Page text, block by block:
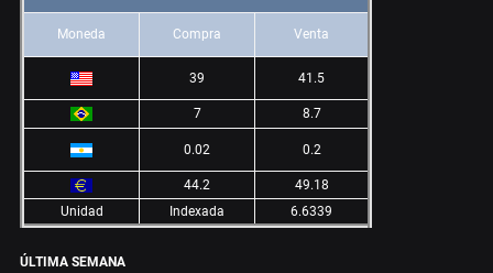
Moneda Compra Venta
39 41.5
7 8.7
0.02 0.2
44.2
49.18
Unidad
Indexada 6.6339
ÚLTIMA SEMANA